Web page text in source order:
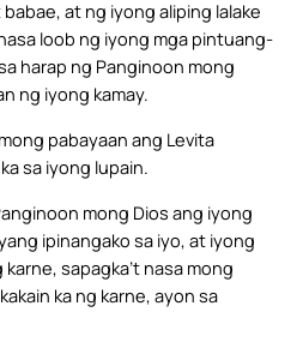
at ng iyong aliping lalake
loob ng iyong mga pintuang-
harap ng Panginoon mong
ng iyong kamay.
pabayaan ang Levita
sa iyong lupain.
mong Dios ang iyong
ipinangako sa iyo, at iyong
karne, sapagka’t nasa mong
ka ng karne, ayon sa